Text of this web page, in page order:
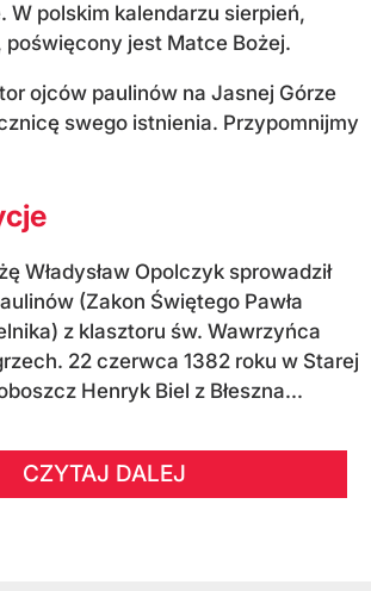
W polskim kalendarzu sierpień,
poświęcony jest Matce Bożej.
ojców paulinów na Jasnej Górze
swego istnienia. Przypomnijmy
Władysław Opolczyk sprowadził
(Zakon Świętego Pawła
z klasztoru św. Wawrzyńca
22 czerwca 1382 roku w Starej
Henryk Biel z Błeszna...
CZYTAJ DALEJ